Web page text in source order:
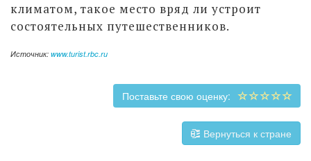
климатом, такое место вряд ли устроит
состоятельных путешественников.
Источник: www.turist.rbc.ru
Поставьте свою оценку:
Вернуться к стране